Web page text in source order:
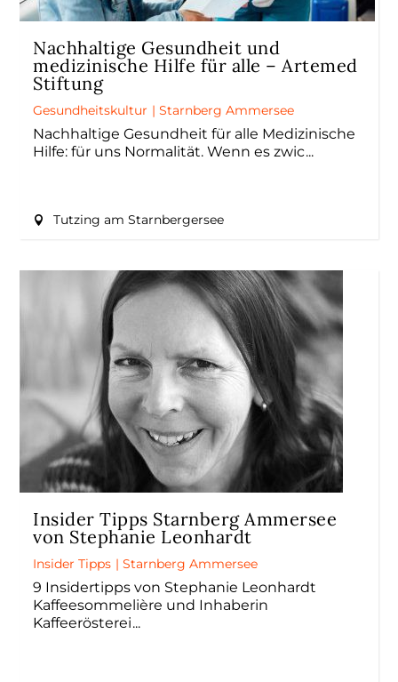
Nachhaltige Gesundheit und
medizinische Hilfe für alle – Artemed
Stiftung
Gesundheitskultur |Starnberg Ammersee
Nachhaltige Gesundheit für alle Medizinische
Hilfe: für uns Normalität. Wenn es zwic
Tutzing am Starnbergersee
Insider Tipps Starnberg Ammersee
von Stephanie Leonhardt
Insider Tipps |Starnberg Ammersee
9 Insidertipps von Stephanie Leonhardt
Kaffeesommelière und Inhaberin
Kaffeerösterei